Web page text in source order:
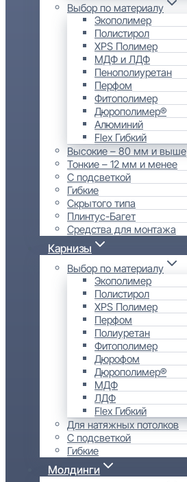
Выбор по материалу
Экополимер
Полистирол
XPS Полимер
МДФ и ЛДФ
Пенополиуретан
Перфом
Фитополимер
Дюрополимер®
Алюминий
Flex Гибкий
Высокие – 80 мм и выше
Тонкие – 12 мм и менее
С подсветкой
Гибкие
Скрытого типа
Плинтус-Багет
Средства для монтажа
Карнизы
Выбор по материалу
Экополимер
Полистирол
XPS Полимер
Перфом
Полиуретан
Фитополимер
Дюрофом
Дюрополимер®
МДФ
ЛДФ
Flex Гибкий
Для натяжных потолков
С подсветкой
Гибкие
Молдинги